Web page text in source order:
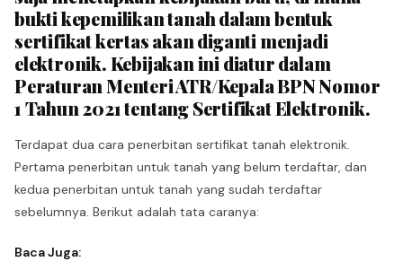
bukti kepemilikan tanah dalam bentuk
sertifikat kertas akan diganti menjadi
elektronik. Kebijakan ini diatur dalam
Peraturan Menteri ATR/Kepala BPN Nomor
1 Tahun 2021 tentang Sertifikat Elektronik.
Terdapat dua cara penerbitan sertifikat tanah elektronik.
Pertama penerbitan untuk tanah yang belum terdaftar, dan
kedua penerbitan untuk tanah yang sudah terdaftar
sebelumnya. Berikut adalah tata caranya:
Baca Juga: